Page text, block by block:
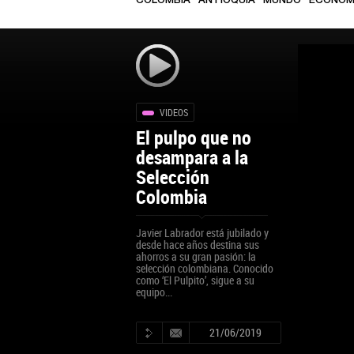
VIDEOS
El pulpo que no
desampara a la
Selección
Colombia
Javier Labrador está jubilado y
desde hace años destina sus
ahorros a su gran pasión: la
selección colombiana. Conocido
como ‘El Pulpito’, sigue a su
equipo...
21/06/2019